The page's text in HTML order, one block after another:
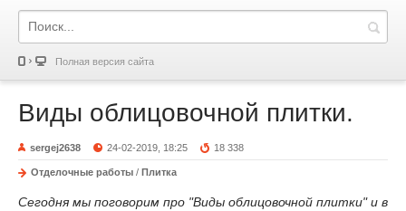
Полная версия сайта
Виды облицовочной плитки.
sergej2638 24-02-2019, 18:25 18 338
Отделочные работы / Плитка
Сегодня мы поговорим про "Виды облицовочной плитки" и в